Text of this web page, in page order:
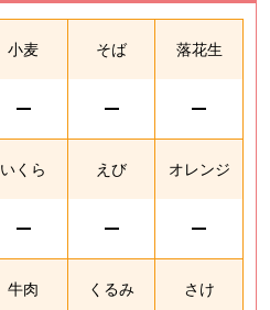
小麦 そば 落花生
いくら えび オレンジ
牛肉 くるみ さけ